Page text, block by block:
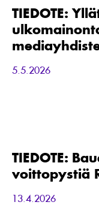
—
audio
ja
ulkomainonta
yhdessä
vaikuttavin
mediayhdistelmä
TIEDOTE:
5.5.2026
Audiolle
9
voittopystiä
RadioGaalasta!
TIEDOTE:
voittopystiä
13.4.2026